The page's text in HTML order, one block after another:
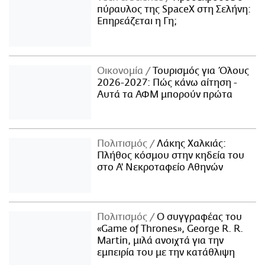
πύραυλος της SpaceX στη Σελήνη:
Επηρεάζεται η Γη;
Οικονομία
Τουρισμός για Όλους
2026-2027: Πώς κάνω αίτηση -
Αυτά τα ΑΦΜ μπορούν πρώτα
Πολιτισμός
Λάκης Χαλκιάς:
Πλήθος κόσμου στην κηδεία του
στο Α' Νεκροταφείο Αθηνών
Πολιτισμός
Ο συγγραφέας του
«Game of Thrones», George R. R.
Martin, μιλά ανοιχτά για την
εμπειρία του με την κατάθλιψη